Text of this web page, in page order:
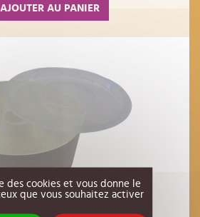
AJOUTER AU PANIER
des cookies et vous donne le
que vous souhaitez activer